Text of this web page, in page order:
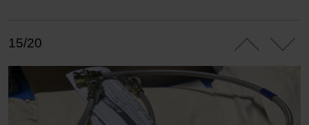
15/20